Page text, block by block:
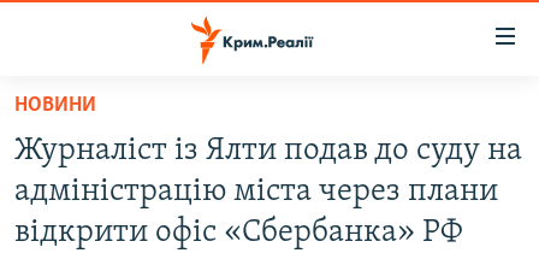
Перейти
основного
матеріалу
Перейти
до
ВОДА.КРИМ
ВІДЕО ТА ФОТО
НОВИНИ
Журналіст із Ялти подав до суду на
адміністрацію міста через плани
відкрити офіс «Сбербанка» РФ